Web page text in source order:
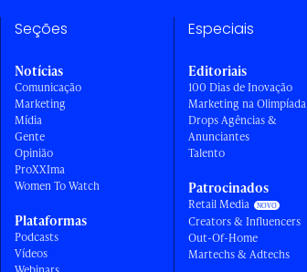
Seções
Notícias
Comunicação
Marketing
Mídia
Gente
Opinião
ProXXIma
Women To Watch
Plataformas
Podcasts
Vídeos
Especiais
Editoriais
100 Dias de Inovação
Marketing na Olimpíada
Drops Agências &
Anunciantes
Talento
Patrocinados
Retail Media
Creators & Influencers
Out-Of-Home
Martechs & Adtechs